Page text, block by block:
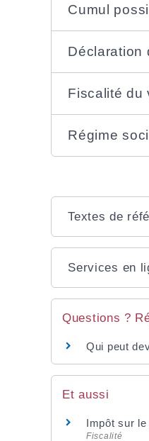
Cumul
Déclaration
Fiscalité du
Régime
Textes de
Services en
Questions ?
Qui peut
Et aussi
Impôt sur le
Fiscalité